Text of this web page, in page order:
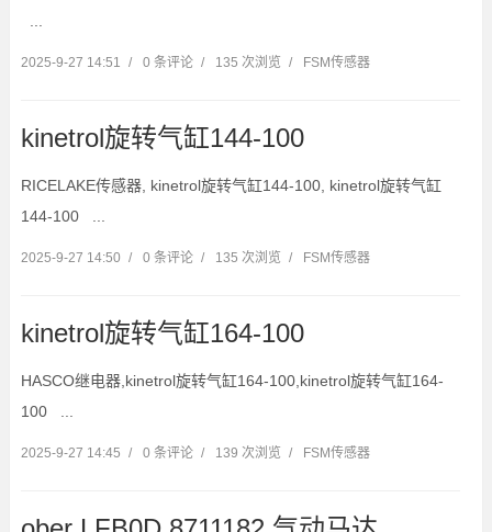
2025-9-27 14:51 / 0 条评论 / 135 次浏览 / FSM传感器
kinetrol旋转气缸144-100
RICELAKE传感器, kinetrol旋转气缸144-100, kinetrol旋转气缸
144-100 ...
2025-9-27 14:50 / 0 条评论 / 135 次浏览 / FSM传感器
kinetrol旋转气缸164-100
HASCO继电器,kinetrol旋转气缸164-100,kinetrol旋转气缸164-
100 ...
2025-9-27 14:45 / 0 条评论 / 139 次浏览 / FSM传感器